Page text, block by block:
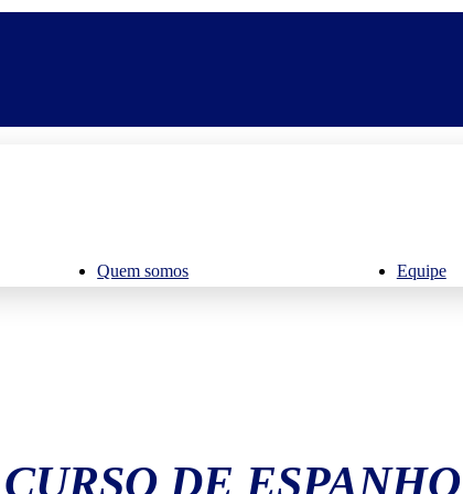
Quem somos Equipe
CURSO DE